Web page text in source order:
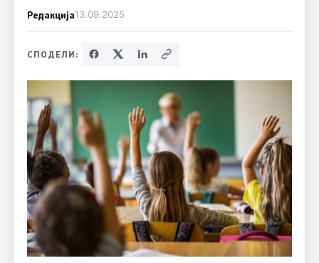
Редакција13.09.2025
СПОДЕЛИ: